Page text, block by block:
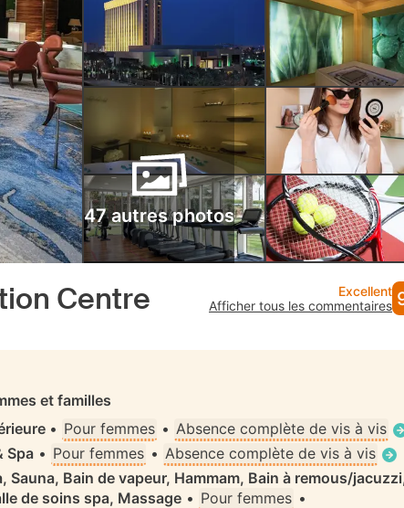
47 autres photos
Centre
Excellent
Afficher tous les commentaires
et familles
• Pour femmes • Absence complète de vis à vis
Spa • Pour femmes • Absence complète de vis à vis
Sauna, Bain de vapeur, Hammam, Bain à remous/
de soins spa, Massage • Pour femmes •